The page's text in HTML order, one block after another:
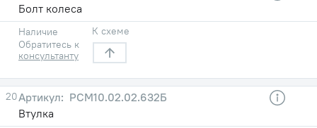
Болт колеса
Наличие
Обратитесь к
консультанту
К схеме
20
РСМ10.02.02.632Б
Втулка